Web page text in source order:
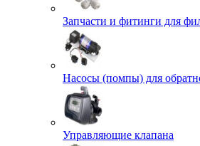
Запчасти и фитинги для
Насосы (помпы) для
Управляющие клапана